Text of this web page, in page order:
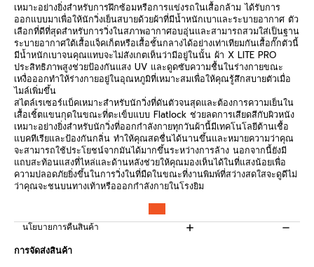
เหมาะอย่างยิ่งสำหรับการฝึกซ้อมหรือการแข่งรถในเสื้อกล้าม ได้รับการ
ออกแบบมาเพื่อให้นักวิ่งเย็นสบายด้วยผ้าที่มีน้ำหนักเบาและระบายอากาศ ตัว
เลือกที่ดีที่สุดสำหรับการวิ่งในสภาพอากาศอบอุ่นและสามารถสวมใส่เป็นฐาน
ระบายอากาศใต้เสื้อแจ็คเก็ตหรือเสื้อชั้นกลางได้อย่างเท่าเทียมกันเสื้อกั๊กตัวนี้
มีน้ำหนักเบาจนคุณแทบจะไม่สังเกตเห็นว่ามีอยู่ในนั้น ผ้า X LITE PRO
ประสิทธิภาพสูงช่วยป้องกันแสง UV และดูดซับความชื้นในร่างกายขณะ
เหงื่อออกทำให้ร่างกายอยู่ในอุณหภูมิที่เหมาะสมเพื่อให้คุณรู้สึกสบายตัวเมื่อ
ไมล์เพิ่มขึ้น
สไตล์เรเซอร์แบ็คเหมาะสำหรับนักวิ่งที่ดันตัวจนสุดและต้องการความเย็นใน
เสื้อเชิ้ตแขนกุดในขณะที่ตะเข็บแบบ Flatlock ช่วยลดการเสียดสีกับผิวหนัง
เหมาะอย่างยิ่งสำหรับนักวิ่งที่ออกกำลังกายทุกวันผ้านี้มีเทคโนโลยีต้านเชื้อ
แบคทีเรียและป้องกันกลิ่น ทำให้คุณสดชื่นได้นานขึ้นและหมายความว่าคุณ
จะสามารถใช้ประโยชน์จากมันได้มากขึ้นระหว่างการล้าง นอกจากนี้ยังมี
แถบสะท้อนแสงที่ไหล่และด้านหลังช่วยให้คุณมองเห็นได้ในที่แสงน้อยเพื่อ
ความปลอดภัยยิ่งขึ้นในการวิ่งในที่มืดในขณะที่งานพิมพ์ที่สว่างสดใสจะดูดีไม่
ว่าคุณจะชนบนทางเท้าหรือออกกำลังกายในโรงยิม
นโยบายการคืนสินค้า
การจัดส่งสินค้า